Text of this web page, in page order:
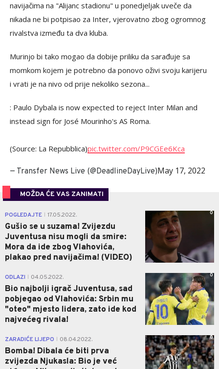
navijačima na "Alijanc stadionu" u ponedjeljak uveče da
nikada ne bi potpisao za Inter, vjerovatno zbog ogromnog
rivalstva između ta dva kluba.
Murinjo bi tako mogao da dobije priliku da sarađuje sa
momkom kojem je potrebno da ponovo oživi svoju karijeru
i vrati je na nivo od prije nekoliko sezona...
: Paulo Dybala is now expected to reject Inter Milan and
instead sign for José Mourinho's AS Roma.
(Source: La Repubblica)pic.twitter.com/P9CGEe6Kca
— Transfer News Live (@DeadlineDayLive)May 17, 2022
MOŽDA ĆE VAS ZANIMATI
POGLEDAJTE 17.05.2022.
Gušio se u suzama! Zvijezdu
Juventusa nisu mogli da smire:
Mora da ide zbog Vlahovića,
plakao pred navijačima! (VIDEO)
0
ODLAZI 04.05.2022.
Bio najbolji igrač Juventusa, sad
pobjegao od Vlahovića: Srbin mu
"oteo" mjesto lidera, zato ide kod
najvećeg rivala!
0
ZARADIĆE LIJEPO 08.04.2022.
Bomba! Dibala će biti prva
zvijezda Njukasla: Bio je već
0